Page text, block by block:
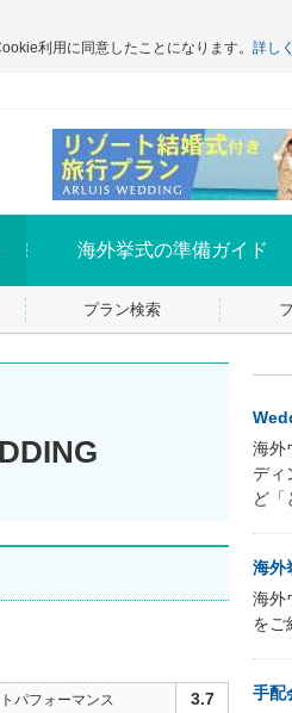
利用に同意したことになります。 詳し
海外挙式の準備ガイド
プラン検索
パフォーマンス 3.7
海外
ディ
ど「
海外
海外
をご
手配